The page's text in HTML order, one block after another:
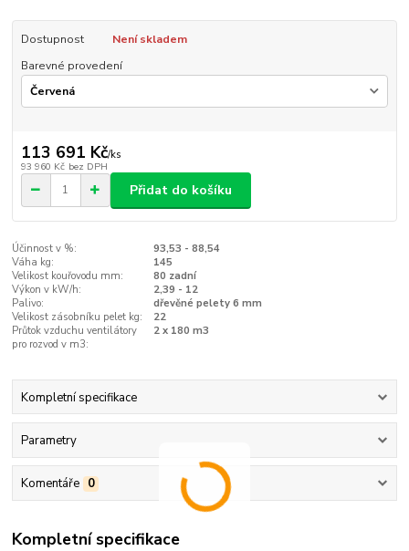
Dostupnost
Není skladem
Barevné provedení
113 691 Kč/ks
93 960 Kč bez DPH
Přidat do košíku
Účinnost v %:
93,53 - 88,54
Váha kg:
145
Velikost kouřovodu mm:
80 zadní
Výkon v kW/h:
2,39 - 12
Palivo:
dřevěné pelety 6 mm
Velikost zásobníku pelet kg:
22
Průtok vzduchu ventilátory
pro rozvod v m3:
2 x 180 m3
Kompletní specifikace
Parametry
Komentáře 0
Kompletní specifikace